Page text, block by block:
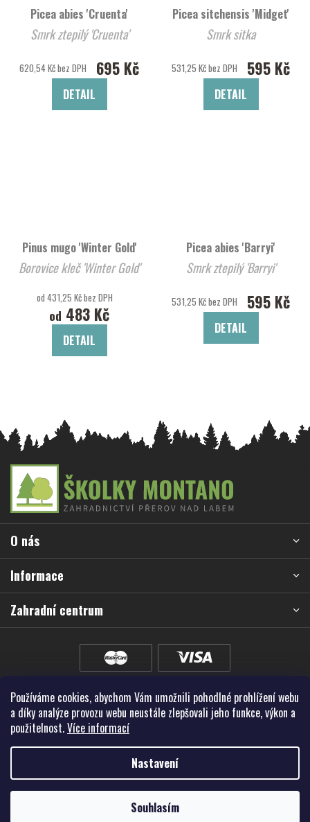
Používáme cookies, abychom Vám umožnili pohodlné prohlížení webu
a díky analýze provozu webu neustále zlepšovali jeho funkce, výkon a
použitelnost.Více informací
Nastavení
Souhlasím
Picea abies 'Cruenta'
Smrk ztepilý 'Cruenta'
620,54 Kč bez DPH 695 Kč
DETAIL
Picea sitchensis 'Midget'
Smrk sitka
531,25 Kč bez DPH 595 Kč
DETAIL
Pinus mugo 'Winter Gold'
Borovice kleč 'Winter Gold'
od 431,25 Kč bez DPH
od 483 Kč
DETAIL
Picea abies 'Barryi'
Smrk ztepilý 'Barryi'
531,25 Kč bez DPH 595 Kč
DETAIL
a
í
O nás
Informace
Zahradní centrum
Vytvořil Shoptet Premium